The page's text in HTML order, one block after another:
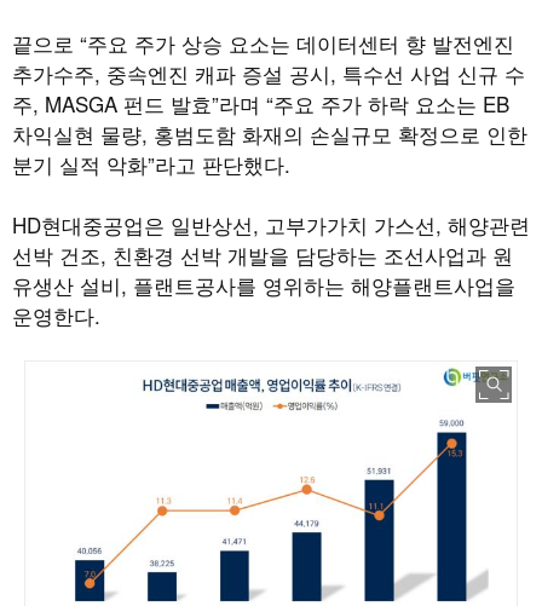
끝으로 “주요 주가 상승 요소는 데이터센터 향 발전엔진
추가수주, 중속엔진 캐파 증설 공시, 특수선 사업 신규 수
주, MASGA 펀드 발효”라며 “주요 주가 하락 요소는 EB
차익실현 물량, 홍범도함 화재의 손실규모 확정으로 인한
분기 실적 악화”라고 판단했다.
HD현대중공업은 일반상선, 고부가가치 가스선, 해양관련
선박 건조, 친환경 선박 개발을 담당하는 조선사업과 원
유생산 설비, 플랜트공사를 영위하는 해양플랜트사업을
운영한다.